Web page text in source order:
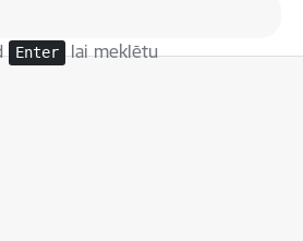
Enter lai meklētu